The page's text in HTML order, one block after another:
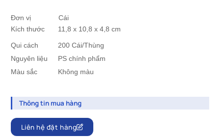
Đơn vị Cái
Kích thước
	11,8
x 10,8 x 4,8 cm
Qui cách
		20
0 Cái/Thùng
Nguyên liệu
PS chính phẩm
Màu sắc
		Không màu
Thông tin mua hàng
Liên hệ đặt hàng